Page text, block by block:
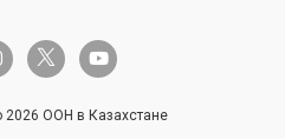
twitter-x youtube
2026 ООН в Казахстане